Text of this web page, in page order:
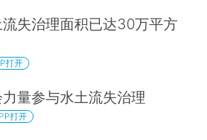
失治理面积已达30万平方
打开
量参与水土流失治理
打开